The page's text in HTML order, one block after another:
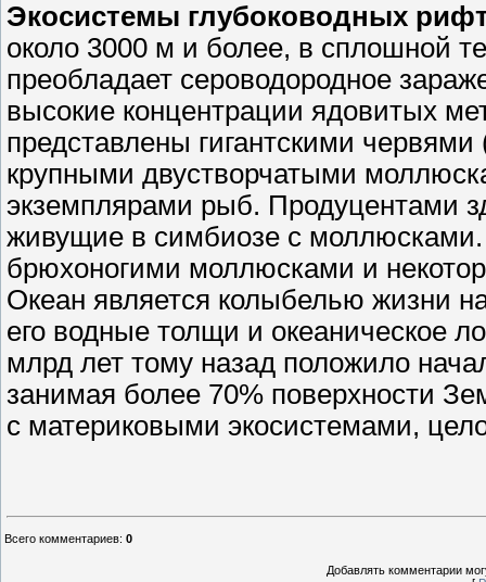
Экосистемы глубоководных
около 3000 м и более, в сплошной
преобладает сероводородное
высокие концентрации ядовитых
представлены гигантскими
крупными двустворчатыми
экземплярами рыб. Продуцентами
живущие в симбиозе с
брюхоногими моллюсками и
Океан является колыбелью жизни
его водные толщи и океаническое
млрд лет тому назад положило
занимая более 70% поверхности
с материковыми экосистемами,
Всего комментариев: 0
Добавлять комментарии